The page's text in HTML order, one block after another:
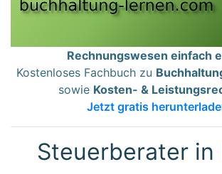
Rechnungswesen einfach
Kostenloses Fachbuch zu
sowie Kosten- &
Jetzt gratis
Steuerberater in